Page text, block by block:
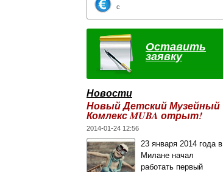
с
Оставить
заявку
Новости
Новый Детский Музейный
Комлекс MUBA отрыт!
2014-01-24 12:56
23 января 2014 года в
Милане начал
работать первый